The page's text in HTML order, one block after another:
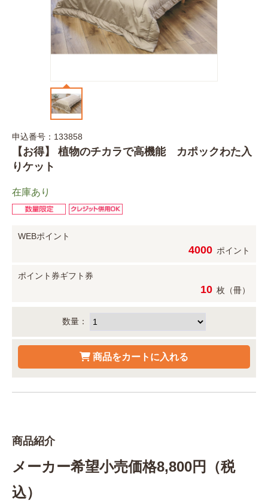
申込番号：133858
【お得】 植物のチカラで高機能 カポックわた入
りケット
在庫あり
WEBポイント
4000 ポイント
ポイント券ギフト券
10 枚（冊）
数量：
商品紹介
メーカー希望小売価格8,800円（税
込）